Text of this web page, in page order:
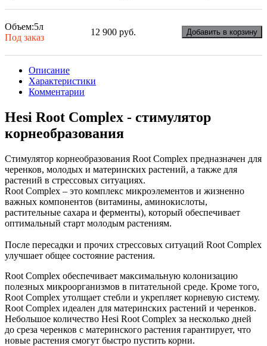
Объем:5л
Под заказ
12 900 руб. Добавить в корзину
Описание
Характеристики
Комментарии
Hesi Root Complex - стимулятор
корнеобразования
Стимулятор корнеобразования Root Complex предназначен для
черенков, молодых и материнских растений, а также для
растений в стрессовых ситуациях.
Root Complex – это комплекс микроэлементов и жизненно
важных компонентов (витамины, аминокислоты,
растительные сахара и ферменты), который обеспечивает
оптимальный старт молодым растениям.
После пересадки и прочих стрессовых ситуаций Root Complex
улучшает общее состояние растения.
Root Complex обеспечивает максимальную колонизацию
полезных микроорганизмов в питательной среде. Кроме того,
Root Complex утолщает стебли и укрепляет корневую систему.
Root Complex идеален для материнских растений и черенков.
Небольшое количество Hesi Root Complex за несколько дней
до среза черенков с материнского растения гарантирует, что
новые растения смогут быстро пустить корни.